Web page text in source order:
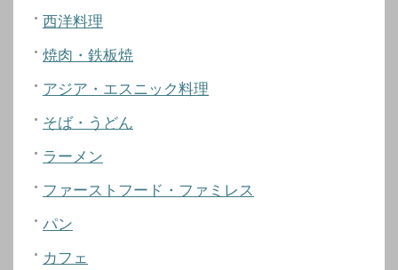
西洋料理
焼肉・鉄板焼
アジア・エスニック料理
そば・うどん
ラーメン
ファーストフード・ファミレス
パン
カフェ